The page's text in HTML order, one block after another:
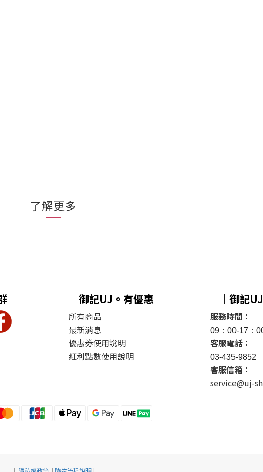
了解更多
｜御記UJ。有優惠
所有商品
最新消息
優惠券使用說明
紅利點數使用說明
｜御記
服務時間：
09：00-17：
客服電話：
03-435-9852
客服信箱：
service@uj-